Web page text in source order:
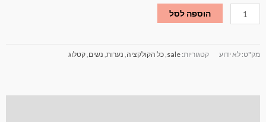
הוספה לסל
מק"ט:לא ידוע קטגוריות:sale
,כל הקולקציה,נערות,נשים,קטלוג